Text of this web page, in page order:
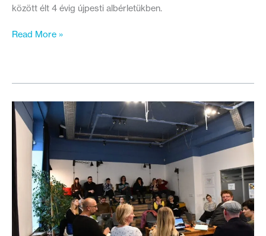
között élt 4 évig újpesti albérletükben.
„Végre
gonddal”
–
Barbaráék
végre
otthonra
találtak
Read More »